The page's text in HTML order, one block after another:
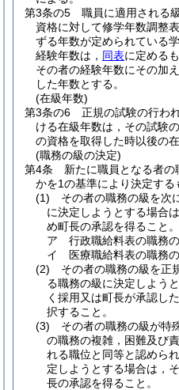
第3条の5
職員に適用される
資格に対して修学年数調整表
ずる年数が定められている
経験年数は， 同表に定める
その者の経験年数にその加
した年数とする。
(在級年数)
第3条の6
正規の試験の行わ
ける在級年数は，その試験
の資格を取得した時以後の
(職務の級の決定)
第4条
新たに職員となる者の
かを1の基準により決定する
(1)
その者の職務の級を次
に決定しようとする場合
め町長の承認を得ること。
ア
行政職給料表の職務
イ
医療職給料表の職務
(2)
その者の職務の級を正
る職務の級に決定しよう
く採用又は町長が承認し
択すること。
(3)
その者の職務の級が特
の職務の複雑，困難及び
れる職位と同等と認めら
定しようとする場合は，
長の承認を得ること。